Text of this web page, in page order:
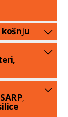
košnju